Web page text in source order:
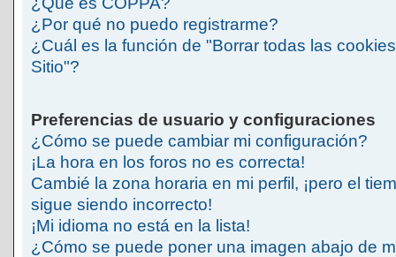
¿Por qué no puedo registrarme?
¿Cuál es la función de "Borrar todas las
Sitio"?
Preferencias de usuario y configuraciones
¿Cómo se puede cambiar mi configuración?
¡La hora en los foros no es correcta!
Cambié la zona horaria en mi perfil, ¡pero el
sigue siendo incorrecto!
¡Mi idioma no está en la lista!
¿Cómo se puede poner una imagen abajo de